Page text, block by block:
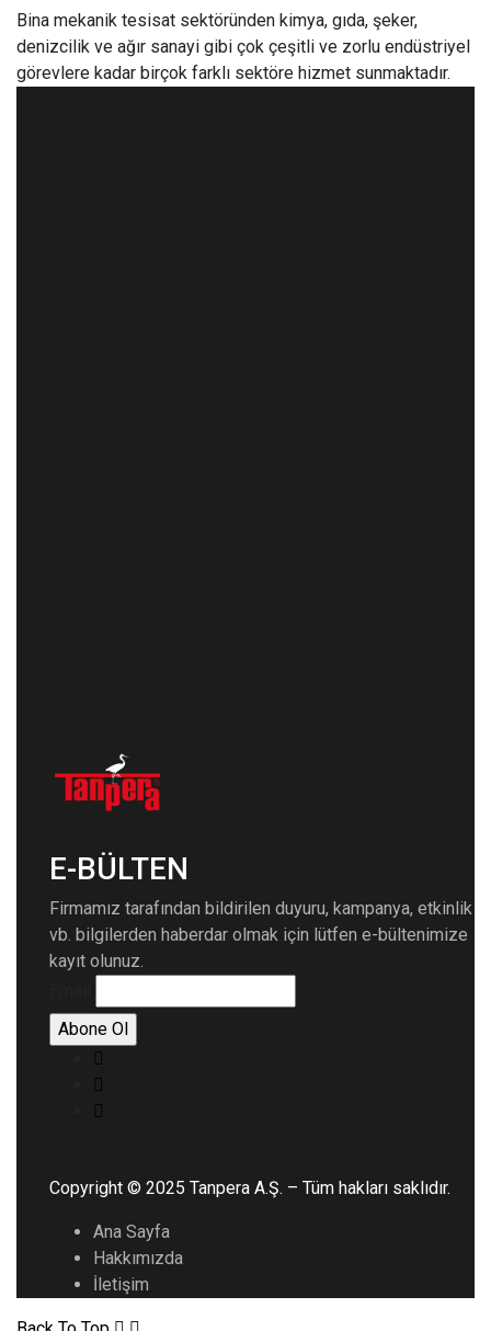
Bina mekanik tesisat sektöründen kimya, gıda, şeker,
denizcilik ve ağır sanayi gibi çok çeşitli ve zorlu endüstriyel
görevlere kadar birçok farklı sektöre hizmet sunmaktadır.
E-BÜLTEN
Firmamız tarafından bildirilen duyuru, kampanya, etkinlik
vb. bilgilerden haberdar olmak için lütfen e-bültenimize
kayıt olunuz.
Copyright © 2025 Tanpera A.Ş. – Tüm hakları saklıdır.
Ana Sayfa
Hakkımızda
İletişim